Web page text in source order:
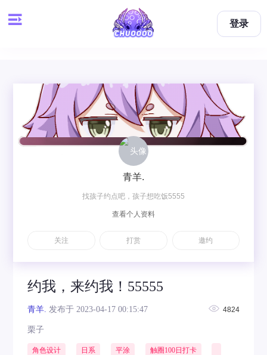
登录
约我，来约我！55555
青羊. 发布于 2023-04-17 00:15:47 4824
栗子
角色设计 日系 平涂 触圈100日打卡
青羊.
找孩子约点吧，孩子想吃饭5555
查看个人资料
关注 打赏 邀约